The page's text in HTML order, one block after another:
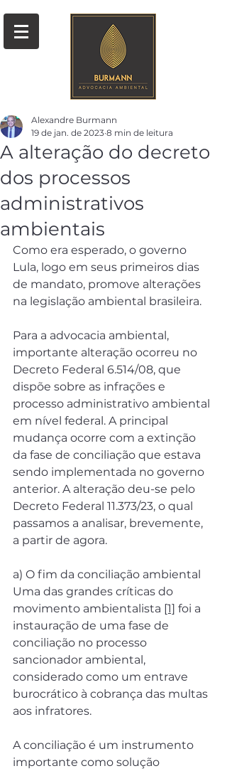
A alteração do decreto
dos processos
administrativos
ambientais
Alexandre Burmann
19 de jan. de 2023 8 min de leitura
Como era esperado, o governo
Lula, logo em seus primeiros dias
de mandato, promove alterações
na legislação ambiental brasileira.
Para a advocacia ambiental,
importante alteração ocorreu no
Decreto Federal 6.514/08, que
dispõe sobre as infrações e
processo administrativo ambiental
em nível federal. A principal
mudança ocorre com a extinção
da fase de conciliação que estava
sendo implementada no governo
anterior. A alteração deu-se pelo
Decreto Federal 11.373/23, o qual
passamos a analisar, brevemente,
a partir de agora.
a) O fim da conciliação ambiental
Uma das grandes críticas do
movimento ambientalista [1] foi a
instauração de uma fase de
conciliação no processo
sancionador ambiental,
considerado como um entrave
burocrático à cobrança das multas
aos infratores.
A conciliação é um instrumento
importante como solução